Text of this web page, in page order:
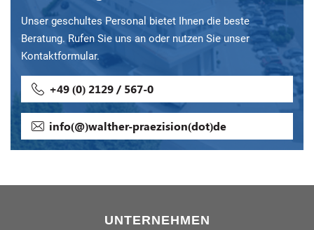
Unser geschultes Personal bietet Ihnen die beste
Beratung. Rufen Sie uns an oder nutzen Sie unser
Kontaktformular.
+49 (0) 2129 / 567-0
info(@)walther-praezision(dot)de
UNTERNEHMEN